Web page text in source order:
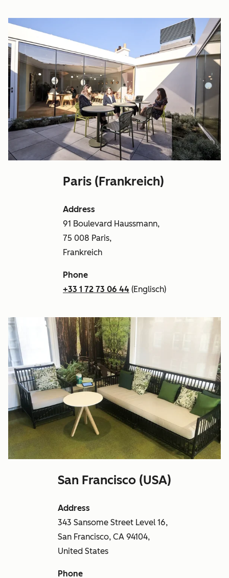
Paris (Frankreich)
Address
91 Boulevard Haussmann,
75 008 Paris,
Frankreich
Phone
+33 1 72 73 06 44 (Englisch)
San Francisco (USA)
Address
343 Sansome Street Level 16,
San Francisco, CA 94104,
United States
Phone